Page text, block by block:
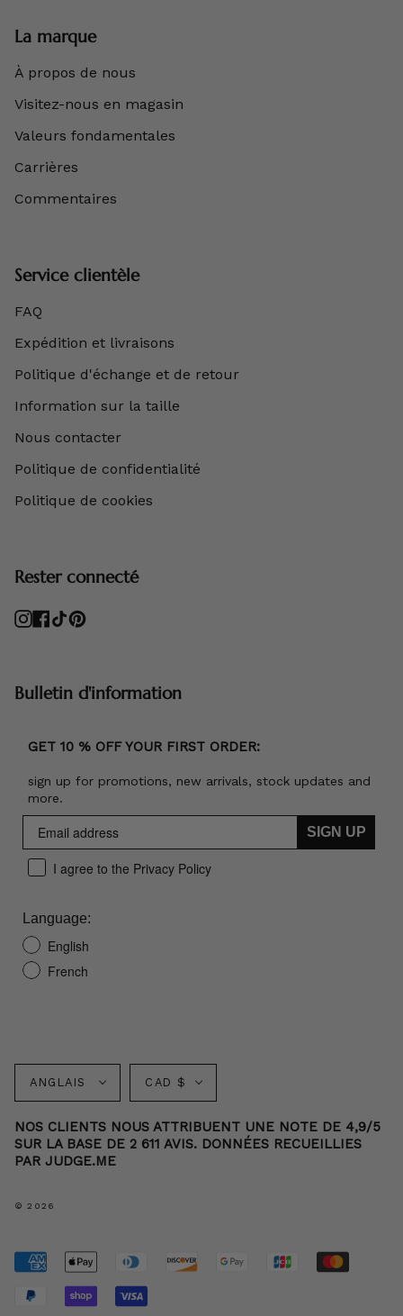
La marque
À propos de nous
Visitez-nous en magasin
Valeurs fondamentales
Carrières
Commentaires
Service clientèle
FAQ
Expédition et livraisons
Politique d'échange et de retour
Information sur la taille
Nous contacter
Politique de confidentialité
Politique de cookies
Rester connecté
Instagram
Facebook
TikTokPinterest
Bulletin d'information
GET 10 % OFF YOUR FIRST ORDER:
sign up for promotions, new arrivals, stock updates and
more.
SIGN UP
I agree to the Privacy Policy
Language:
English
French
Langue
ANGLAIS Monnaie
CAD $
NOS CLIENTS NOUS ATTRIBUENT UNE NOTE DE 4,9/5
SUR LA BASE DE 2 611 AVIS. DONNÉES RECUEILLIES
PAR JUDGE.ME
© 2026